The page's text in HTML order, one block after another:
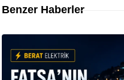
Benzer Haberler